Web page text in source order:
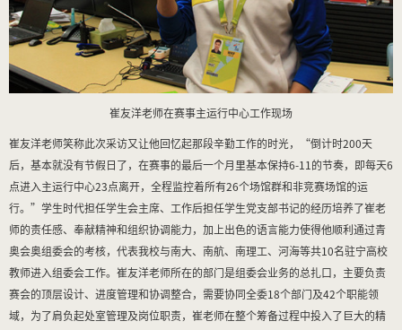
崔友洋老师在赛事主运行中心工作现场
崔友洋老师笑称此次采访又让他回忆起那段辛勤工作的时光，“倒计时200天
后，基本就没有节假日了，在赛事的最后一个月里基本保持6-11的节奏，即每天6
点进入主运行中心23点离开，全程监控着所有26个场馆群和非竞赛场馆的运
行。”学生时代担任学生会主席、工作后担任学生党支部书记的经历培养了崔老
师的责任感、奉献精神和组织协调能力，加上出色的语言能力使得他顺利通过青
奥会奥组委会的考核，代表我校与南大、南航、南理工、河海等共10名驻宁高校
教师进入组委会工作。崔友洋老师所在的部门是组委会业务的总扎口，主要负责
赛会的顶层设计、进度管理和协调整合，需要协同全委18个部门及42个职能领
域，为了肩负起处室管理及岗位职责，崔老师在整个筹备过程中投入了巨大的精